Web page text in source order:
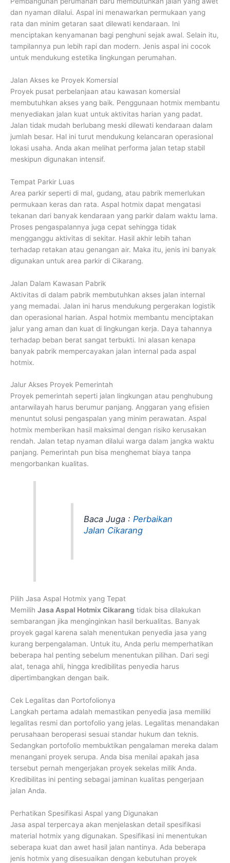
dan nyaman dilalui. Aspal ini menawarkan permukaan yang
rata dan minim getaran saat dilewati kendaraan. Ini
menciptakan kenyamanan bagi penghuni sejak awal. Selain itu,
tampilannya pun lebih rapi dan modern. Jenis aspal ini cocok
untuk mendukung estetika lingkungan perumahan.
Jalan Akses ke Proyek Komersial
Proyek pusat perbelanjaan atau kawasan komersial
membutuhkan akses yang baik. Penggunaan hotmix membantu
menyediakan jalan kuat untuk aktivitas harian yang padat.
Jalan tidak mudah berlubang meski dilewati kendaraan dalam
jumlah besar. Hal ini turut mendukung kelancaran operasional
lokasi usaha. Anda akan melihat performa jalan tetap stabil
meskipun digunakan intensif.
Tempat Parkir Luas
Area parkir seperti di mal, gudang, atau pabrik memerlukan
permukaan keras dan rata. Aspal hotmix dapat mengatasi
tekanan dari banyak kendaraan yang parkir dalam waktu lama.
Proses pengaspalannya juga cepat sehingga tidak
mengganggu aktivitas di sekitar. Hasil akhir lebih tahan
terhadap retakan atau genangan air. Maka itu, jenis ini banyak
digunakan untuk area parkir di Cikarang.
Jalan Dalam Kawasan Pabrik
Aktivitas di dalam pabrik membutuhkan akses jalan internal
yang memadai. Jalan ini harus mendukung pergerakan logistik
dan operasional harian. Aspal hotmix membantu menciptakan
jalur yang aman dan kuat di lingkungan kerja. Daya tahannya
terhadap beban berat sangat terbukti. Ini alasan kenapa
banyak pabrik mempercayakan jalan internal pada aspal
hotmix.
Jalur Akses Proyek Pemerintah
Proyek pemerintah seperti jalan lingkungan atau penghubung
antarwilayah harus berumur panjang. Anggaran yang efisien
menuntut solusi pengaspalan yang minim perawatan. Aspal
hotmix memberikan hasil maksimal dengan risiko kerusakan
rendah. Jalan tetap nyaman dilalui warga dalam jangka waktu
panjang. Pemerintah pun bisa menghemat biaya tanpa
mengorbankan kualitas.
Baca Juga : Perbaikan
Jalan Cikarang
Pilih Jasa Aspal Hotmix yang Tepat
Memilih Jasa Aspal Hotmix Cikarang tidak bisa dilakukan
sembarangan jika menginginkan hasil berkualitas. Banyak
proyek gagal karena salah menentukan penyedia jasa yang
kurang berpengalaman. Untuk itu, Anda perlu memperhatikan
beberapa hal penting sebelum menentukan pilihan. Dari segi
alat, tenaga ahli, hingga kredibilitas penyedia harus
dipertimbangkan dengan baik.
Cek Legalitas dan Portofolionya
Langkah pertama adalah memastikan penyedia jasa memiliki
legalitas resmi dan portofolio yang jelas. Legalitas menandakan
perusahaan beroperasi sesuai standar hukum dan teknis.
Sedangkan portofolio membuktikan pengalaman mereka dalam
menangani proyek serupa. Anda bisa menilai apakah jasa
tersebut pernah mengerjakan proyek sekelas milik Anda.
Kredibilitas ini penting sebagai jaminan kualitas pengerjaan
jalan Anda.
Perhatikan Spesifikasi Aspal yang Digunakan
Jasa aspal terpercaya akan menjelaskan detail spesifikasi
material hotmix yang digunakan. Spesifikasi ini menentukan
seberapa kuat dan awet hasil jalan nantinya. Ada beberapa
jenis hotmix yang disesuaikan dengan kebutuhan proyek